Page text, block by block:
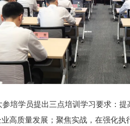
学员提出三点培训学习要求：提
高质量发展；聚焦实战，在强化